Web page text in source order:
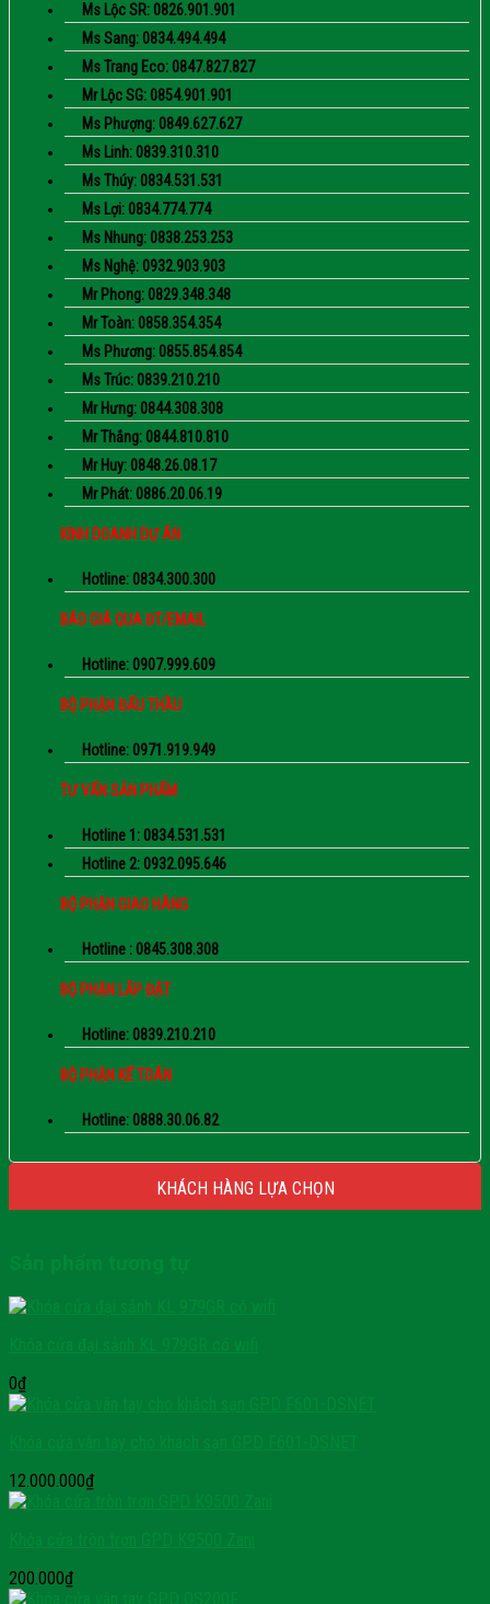
Ms Lộc SR: 0826.901.901
Ms Sang: 0834.494.494
Ms Trang Eco: 0847.827.827
Mr Lộc SG: 0854.901.901
Ms Phượng: 0849.627.627
Ms Linh: 0839.310.310
Ms Thúy: 0834.531.531
Ms Lợi: 0834.774.774
Ms Nhung: 0838.253.253
Ms Nghệ: 0932.903.903
Mr Phong: 0829.348.348
Mr Toàn: 0858.354.354
Ms Phương: 0855.854.854
Ms Trúc: 0839.210.210
Mr Hưng: 0844.308.308
Mr Thắng: 0844.810.810
Mr Huy: 0848.26.08.17
Mr Phát: 0886.20.06.19
KINH DOANH DỰ ÁN
Hotline: 0834.300.300
BÁO GIÁ QUA ĐT/EMAIL
Hotline: 0907.999.609
BỘ PHẬN ĐẤU THẦU
Hotline: 0971.919.949
TƯ VẤN SẢN PHẨM
Hotline 1: 0834.531.531
Hotline 2: 0932.095.646
BỘ PHẬN GIAO HÀNG
Hotline : 0845.308.308
BỘ PHẬN LẮP ĐẶT
Hotline: 0839.210.210
BỘ PHẬN KẾ TOÁN
Hotline: 0888.30.06.82
KHÁCH HÀNG LỰA CHỌN
0₫
12.000.000₫
200.000₫